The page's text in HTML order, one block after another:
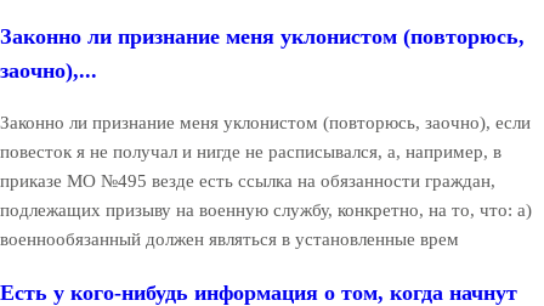
Законно ли признание меня уклонистом (повторюсь,
заочно),...
Законно ли признание меня уклонистом (повторюсь, заочно), если
повесток я не получал и нигде не расписывался, а, например, в
приказе МО №495 везде есть ссылка на обязанности граждан,
подлежащих призыву на военную службу, конкретно, на то, что: а)
военнообязанный должен являться в установленные врем
Есть у кого-нибудь информация о том, когда начнут